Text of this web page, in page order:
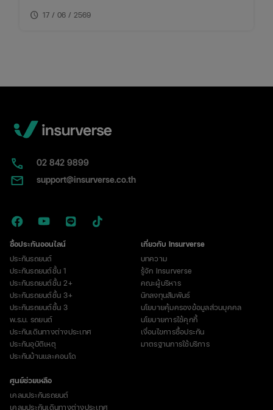
เทียบ ทั้งเรื่องความคุ้มครอง ค่าเบี้ย และความเหมาะสมใน
schedule 17 / 06 / 2569
02​ 842 9899
support@insurverse.co.th
ซื้อประกันออนไลน์
ประกันรถยนต์
ประกันรถยนต์ชั้น 1
ประกันรถยนต์ชั้น 2+
ประกันรถยนต์ชั้น 3+
ประกันรถยนต์ชั้น 3
พ.ร.บ. รถยนต์
ประกันเดินทางต่างประเทศ
ประกันอุบัติเหตุ
ประกันบ้านและคอนโด
เกี่ยวกับ Insurverse
บทความ
รู้จัก Insurverse
คณะผู้บริหาร
นักลงทุนสัมพันธ์
นโยบายคุ้มครองข้อมูลส่วนบุคคล
นโยบายการใช้คุกกี้
เงื่อนไขการซื้อประกัน
มาตรฐานการใช้บริการ
ศูนย์ช่วยเหลือ
เคลมประกันรถยนต์
เคลมประกันเดินทางต่างประเทศ